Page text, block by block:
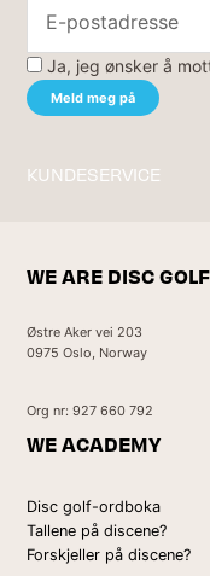
Ja, jeg ønsker å
KUNDESERVICE
WE ARE DISC GOLF
Østre Aker vei 203
0975 Oslo, Norway
Org nr: 927 660 792
WE ACADEMY
Disc golf-ordboka
Tallene på discene?
Forskjeller på discene?